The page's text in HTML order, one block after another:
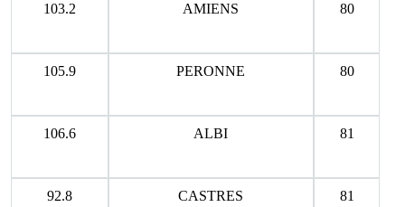
103.2 AMIENS 80
105.9 PERONNE 80
106.6 ALBI 81
92.8 CASTRES 81